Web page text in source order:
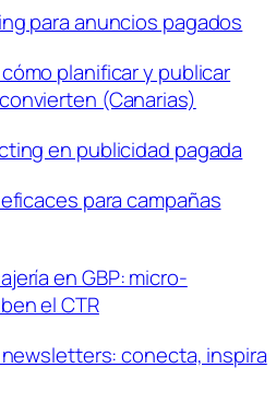
para anuncios pagados
planificar y publicar
(Canarias)
en publicidad pagada
para campañas
en GBP: micro-
el CTR
conecta, inspira